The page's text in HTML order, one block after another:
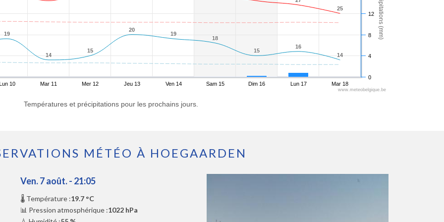
Précipitations (mm)
25
25
19
19
14
14
15
15
20
20
19
19
18
18
15
15
16
16
14
14
10 Mar 11 Mer 12 Jeu 13 Ven 14 Sam 15 Dim 16 Lun 17 Mar 18
0
4
8
12
www.meteobelgique.be
Températures et précipitations pour les prochains jours.
MÉTÉO À HOEGAARDEN
Ven. 7 août. - 21:05
🌡️ Température :19.7 °C
📊 Pression atmosphérique :1022 hPa